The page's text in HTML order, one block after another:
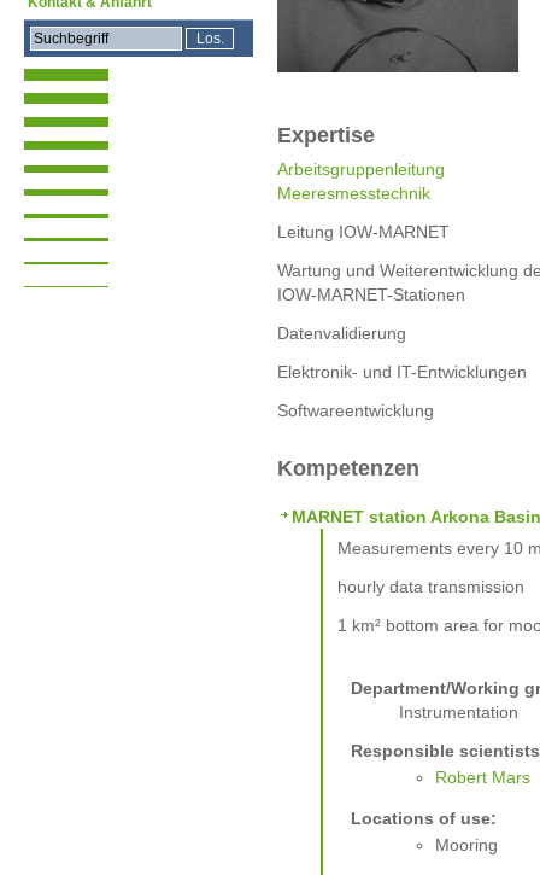
Expertise
Arbeitsgruppenleitung
Meeresmesstechnik
Leitung IOW-MARNET
Wartung und Weiterentwicklung
IOW-MARNET-Stationen
Datenvalidierung
Elektronik- und IT-Entwicklungen
Softwareentwicklung
Kompetenzen
MARNET station Arkona Basin
Measurements every 10
hourly data transmission
1 km² bottom area for
Department/Working
Instrumentation
Responsible
Robert Mars
Locations of use:
Mooring